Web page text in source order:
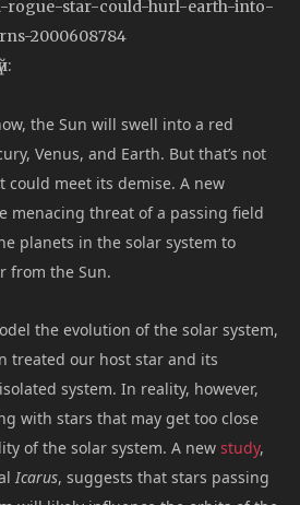
rogue-star-could-hurl-earth-into-
2000608784
the Sun will swell into a red
Venus, and Earth. But that’s not
could meet its demise. A new
menacing threat of a passing field
planets in the solar system to
from the Sun.
the evolution of the solar system,
treated our host star and its
system. In reality, however,
with stars that may get too close
of the solar system. A new study,
Icarus, suggests that stars passing